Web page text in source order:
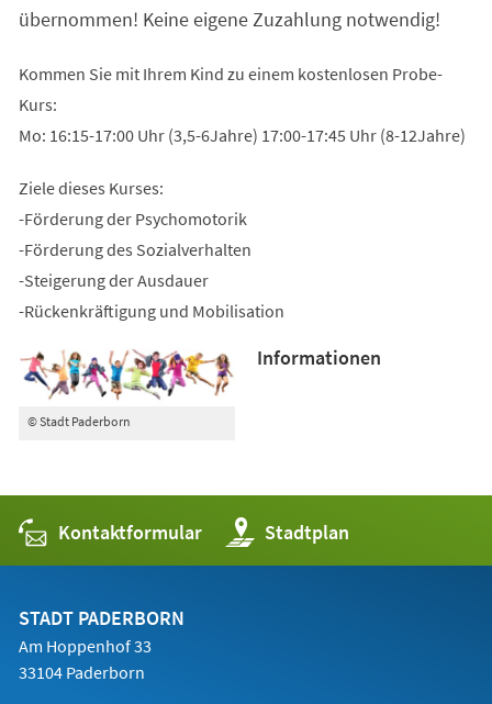
übernommen! Keine eigene Zuzahlung notwendig!
Kommen Sie mit Ihrem Kind zu einem kostenlosen Probe-
Kurs:
Mo: 16:15-17:00 Uhr (3,5-6Jahre) 17:00-17:45 Uhr (8-12Jahre)
Ziele dieses Kurses:
-Förderung der Psychomotorik
-Förderung des Sozialverhalten
-Steigerung der Ausdauer
-Rückenkräftigung und Mobilisation
© Stadt Paderborn
Informationen
Kontaktformular Stadtplan
(Öffnet
in
einem
STADT PADERBORN
Am Hoppenhof 33
33104 Paderborn